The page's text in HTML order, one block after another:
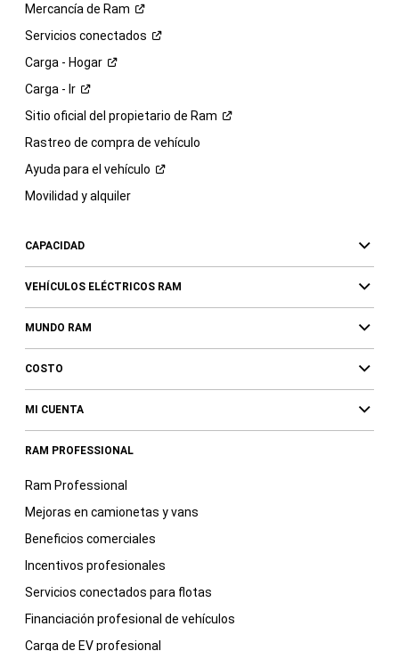
Mercancía de Ram
Servicios conectados
Carga - Hogar
Carga - Ir
Sitio oficial del propietario de Ram
Rastreo de compra de vehículo
Ayuda para el vehículo
Movilidad y alquiler
CAPACIDAD
VEHÍCULOS ELÉCTRICOS RAM
MUNDO RAM
COSTO
MI CUENTA
RAM PROFESSIONAL
Ram Professional
Mejoras en camionetas y vans
Beneficios comerciales
Incentivos profesionales
Servicios conectados para flotas
Financiación profesional de vehículos
Carga de EV profesional